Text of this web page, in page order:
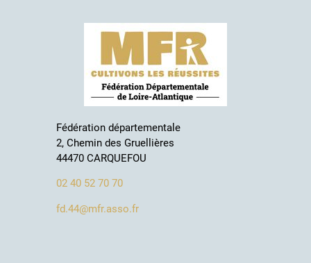
Fédération départementale
2, Chemin des Gruellières
44470 CARQUEFOU
02 40 52 70 70
fd.44@mfr.asso.fr